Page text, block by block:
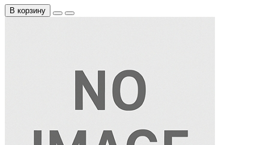
В корзину